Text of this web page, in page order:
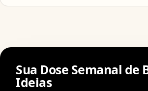
Sua Dose Semanal de
Ideias